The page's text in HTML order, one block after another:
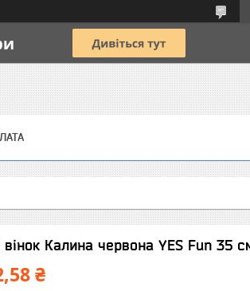
Калина червона YES Fun 35
₴